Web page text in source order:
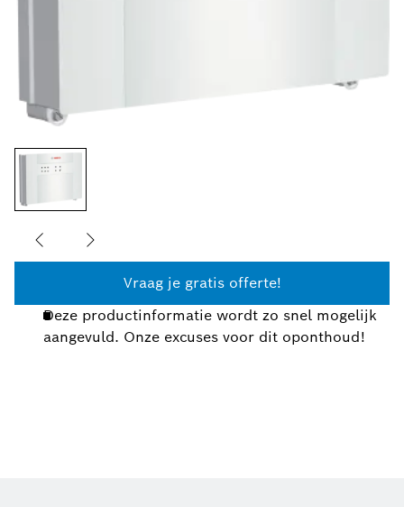
Vraag je gratis offerte!
Deze productinformatie wordt zo snel mogelijk
aangevuld. Onze excuses voor dit oponthoud!